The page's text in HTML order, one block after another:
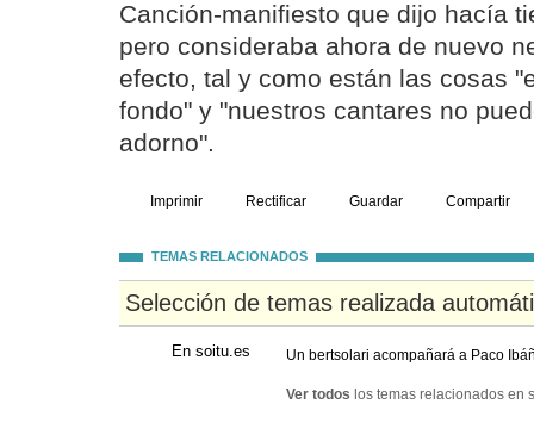
Canción-manifiesto que dijo hacía
pero consideraba ahora de nuevo
efecto, tal y como están las cosas
fondo" y "nuestros cantares no
adorno".
Imprimir Rectificar Guardar Compartir
TEMAS RELACIONADOS
Selección de temas realizada
En soitu.es Un bertsolari acompañará a Paco
Ver todos los temas relacionados en